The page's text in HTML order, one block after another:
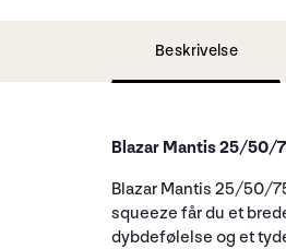
Beskrivelse
Blazar Mantis 25/50/
Blazar Mantis 25/50/
squeeze får du et
dybdefølelse og et